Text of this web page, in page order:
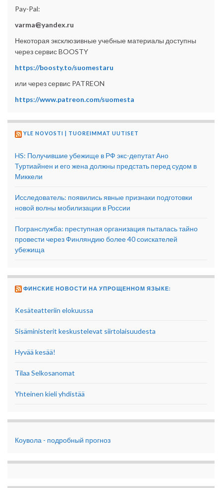
Pay-Pal:
varma@yandex.ru
Некоторая эксклюзивные учебные материалы доступны
через сервис BOOSTY
https://boosty.to/suomestaru
или через сервис PATREON
https://www.patreon.com/suomesta
YLE NOVOSTI | TUOREIMMAT UUTISET
HS: Получившие убежище в РФ экс-депутат Ано
Туртиайнен и его жена должны предстать перед судом в
Миккели
Исследователь: появились явные признаки подготовки
новой волны мобилизации в России
Погранслужба: преступная организация пыталась тайно
провести через Финляндию более 40 соискателей
убежища
ФИНСКИЕ НОВОСТИ НА УПРОЩЕННОМ ЯЗЫКЕ:
Kesäteatteriin elokuussa
Sisäministerit keskustelevat siirtolaisuudesta
Hyvää kesää!
Tilaa Selkosanomat
Yhteinen kieli yhdistää
Коувола - подробный прогноз